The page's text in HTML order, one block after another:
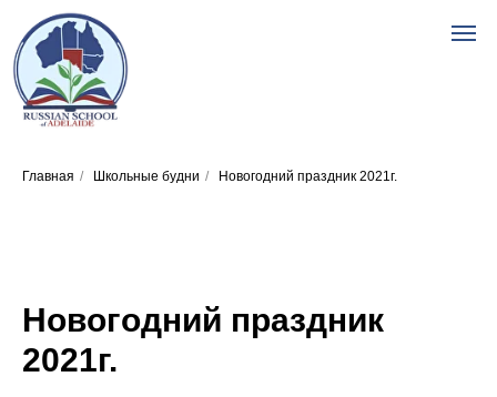
Главная / Школьные будни / Новогодний праздник 2021г.
Новогодний праздник
2021г.